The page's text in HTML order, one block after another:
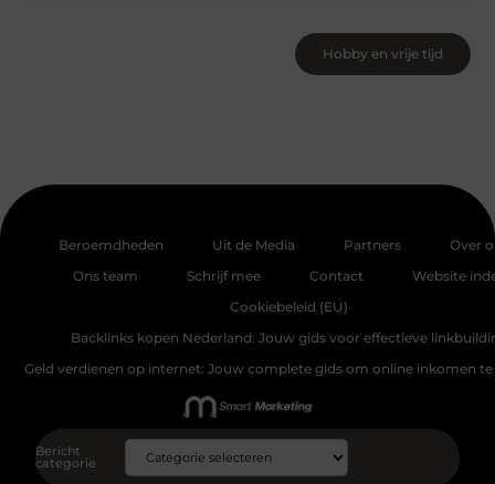
Hobby en vrije tijd
Beroemdheden Uit de Media Partners
Over
Ons team
Schrijf mee Contact
Website
Cookiebeleid (EU)
Backlinks kopen Nederland: Jouw gids voor effectieve
Geld verdienen op internet: Jouw complete gids om online inkomen
Bericht
categorie